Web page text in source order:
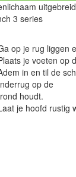
3 series
op je rug liggen
je voeten op
in en til de
op de
houdt.
je hoofd rustig